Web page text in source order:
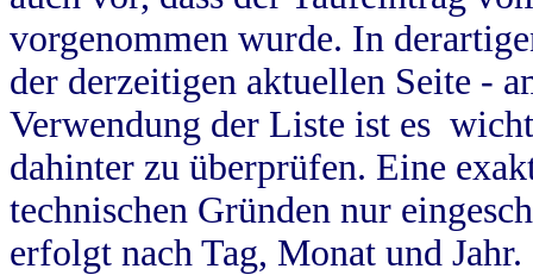
vorgenommen wurde. In
der derzeitigen aktuellen Seite -
Verwendung der Liste ist es
dahinter zu überprüfen. Eine
technischen Gründen nur
erfolgt nach Tag, Monat und Jahr.